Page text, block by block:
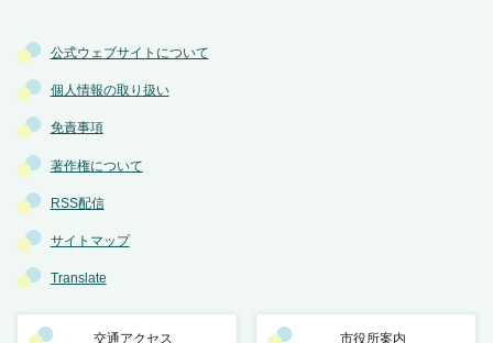
公式ウェブサイトについて
個人情報の取り扱い
免責事項
著作権について
RSS配信
サイトマップ
Translate
交通アクセス 市役所案内